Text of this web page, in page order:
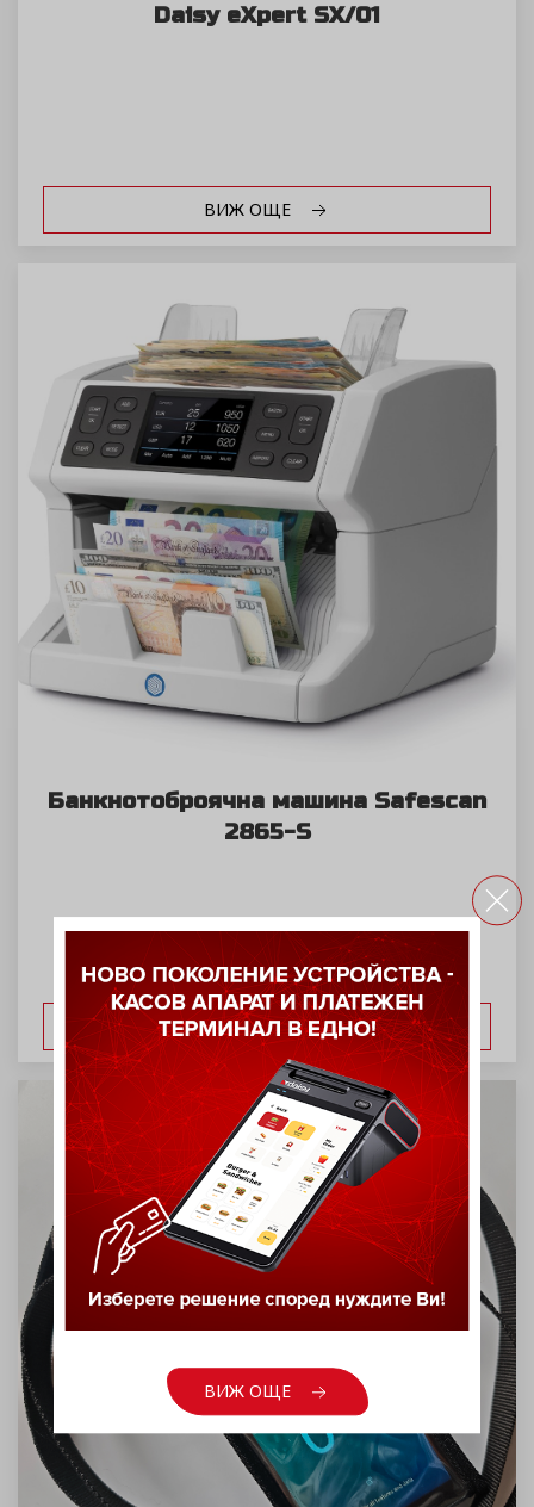
Daisy eXpert SX/01
ВИЖ ОЩЕ
Банкнотоброячна машина Safescan
2865-S
ВИЖ ОЩЕ
ВИЖ ОЩЕ